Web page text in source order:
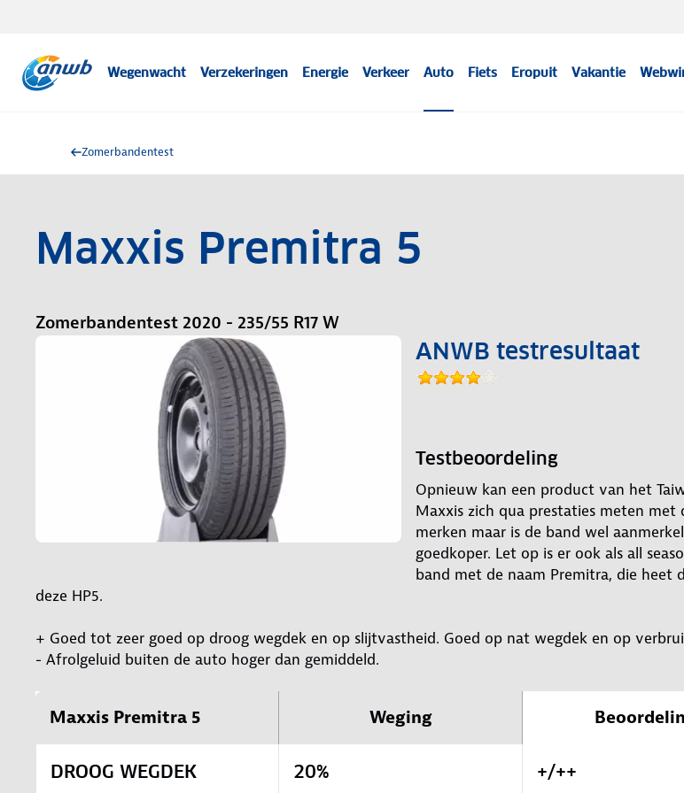
Wegenwacht Verzekeringen Energie Verkeer Auto Fiets Eropuit Vakantie
Zomerbandentest
Maxxis Premitra 5
Zomerbandentest 2020 - 235/55 R17 W
ANWB testresultaat
Testbeoordeling
Opnieuw kan een product van het
Maxxis zich qua prestaties meten met
merken maar is de band wel
goedkoper. Let op is er ook als all
band met de naam Premitra, die heet
deze HP5.
+ Goed tot zeer goed op droog wegdek en op slijtvastheid. Goed op nat wegdek en op
- Afrolgeluid buiten de auto hoger dan gemiddeld.
Maxxis Premitra 5 Weging
DROOG WEGDEK 20% +/++